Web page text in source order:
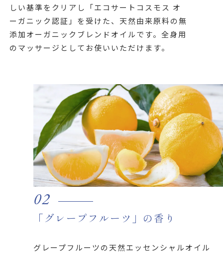
しい基準をクリアし「エコサートコスモス オ
ーガニック認証」を受けた、天然由来原料の無
添加オーガニックブレンドオイルです。全身用
のマッサージとしてお使いいただけます。
02
「グレープフルーツ」の香り
グレープフルーツの天然エッセンシャルオイル